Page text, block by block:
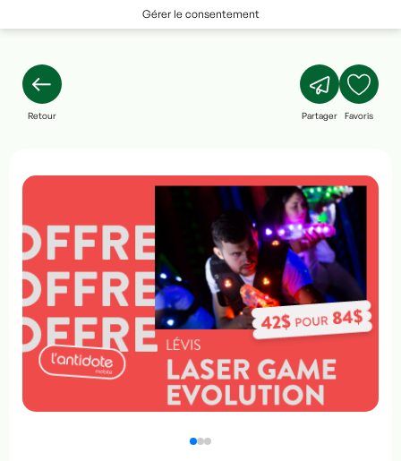
Gérer le consentement
Retour Partager Favoris